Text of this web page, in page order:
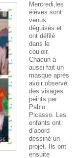
Mercredi,les
élèves sont
venus
déguisés et
ont défilé
dans le
couloir.
Chacun a
aussi fait un
masque après
avoir observé
des visages
peints par
Pablo
Picasso. Les
enfants ont
d’abord
dessiné un
projet. Ils ont
ensuite